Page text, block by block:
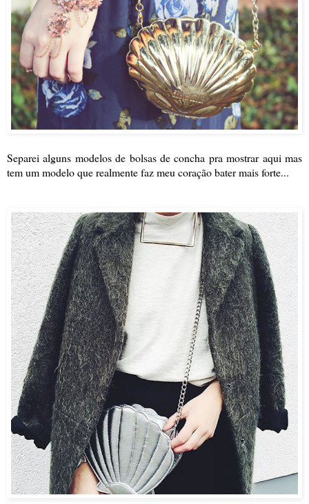
Separei alguns modelos de bolsas de concha pra mostrar aqui mas
tem um modelo que realmente faz meu coração bater mais forte...